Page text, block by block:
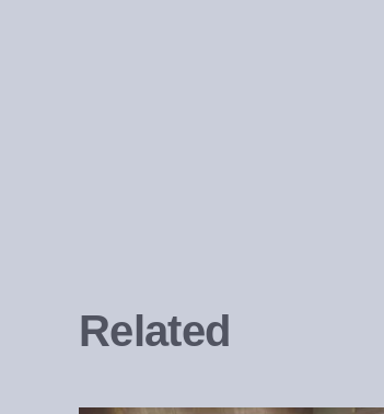
Related